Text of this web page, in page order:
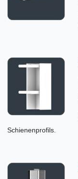
Schienenprofils.